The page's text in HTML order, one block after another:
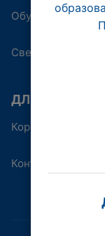
Обучающая
Сведения об
ДЛЯ КОГО
Корпоративным
Контакты